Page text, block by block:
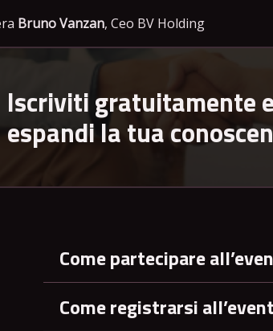
Bruno Vanzan, Ceo BV Holding
Iscriviti gratuitamente
espandi la tua
Come partecipare
Come registrarsi